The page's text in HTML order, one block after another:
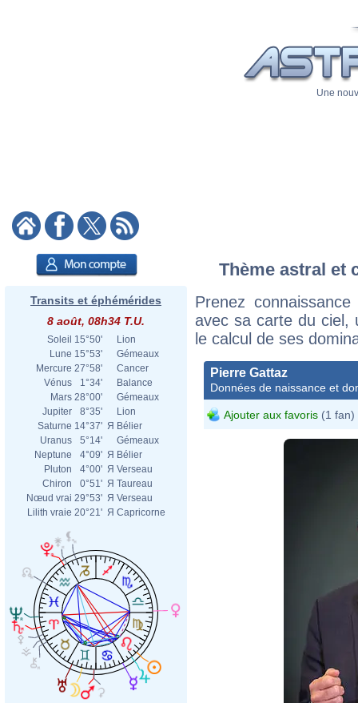
Une
Transits et éphémérides
8 août, 08h34 T.U.
Soleil 15°50'
Lion
Lune 15°53'
Gémeaux
Mercure 27°58'
Cancer
Vénus
1°34'
Balance
Mars 28°00'
Gémeaux
Jupiter
8°35'
Lion
Saturne 14°37' Я Bélier
Uranus
5°14'
Gémeaux
Neptune
4°09' Я Bélier
Pluton
4°00' Я Verseau
Chiron
0°51' Я Taureau
Nœud vrai 29°53' Я Verseau
Lilith vraie 20°21' Я Capricorne
Thème astral et
Prenez
avec sa carte du ciel,
le calcul de ses
Pierre Gattaz
Données de naissance et
Ajouter aux favoris (1 fan)